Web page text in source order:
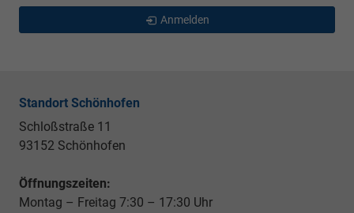
Anmelden
Standort Schönhofen
Schloßstraße 11
93152 Schönhofen
Öffnungszeiten:
Montag – Freitag 7:30 – 17:30 Uhr